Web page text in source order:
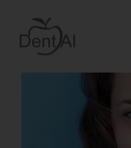
contenido
La Clínica
imagen